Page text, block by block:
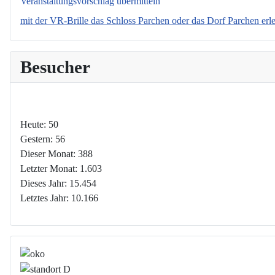
mit der VR-Brille das Schloss Parchen oder das Dorf Parchen
Besucher
Heute: 50
Gestern: 56
Dieser Monat: 388
Letzter Monat: 1.603
Dieses Jahr: 15.454
Letztes Jahr: 10.166